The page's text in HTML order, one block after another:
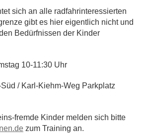
sich an alle radfahrinteressierten
gibt es hier eigentlich nicht und
Bedürfnissen der Kinder
10-11:30 Uhr
/ Karl-Kiehm-Weg Parkplatz
fremde Kinder melden sich bitte
zum Training an.